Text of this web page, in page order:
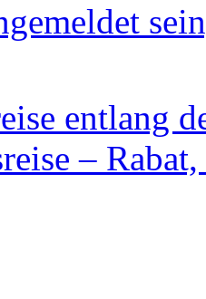
entlang
–